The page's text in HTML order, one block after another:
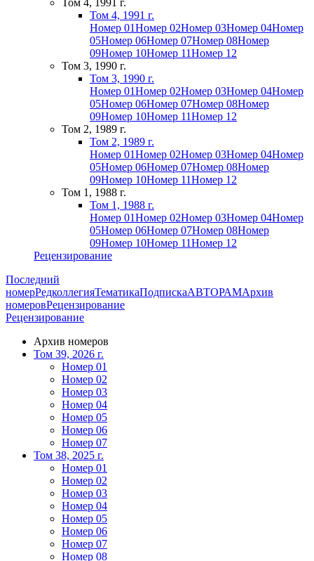
Том 4, 1991 г.
Том 4, 1991 г.
Номер 01Номер 02Номер 03Номер 04Номер
05Номер 06Номер 07Номер 08Номер
09Номер 10Номер 11Номер 12
Том 3, 1990 г.
Том 3, 1990 г.
Номер 01Номер 02Номер 03Номер 04Номер
05Номер 06Номер 07Номер 08Номер
09Номер 10Номер 11Номер 12
Том 2, 1989 г.
Том 2, 1989 г.
Номер 01Номер 02Номер 03Номер 04Номер
05Номер 06Номер 07Номер 08Номер
09Номер 10Номер 11Номер 12
Том 1, 1988 г.
Том 1, 1988 г.
Номер 01Номер 02Номер 03Номер 04Номер
05Номер 06Номер 07Номер 08Номер
09Номер 10Номер 11Номер 12
Рецензирование
Последний
номерРедколлегияТематикаПодпискаАВТОРАМАрхив
номеровРецензирование
Рецензирование
Архив номеров
Том 39, 2026 г.
Номер 01
Номер 02
Номер 03
Номер 04
Номер 05
Номер 06
Номер 07
Том 38, 2025 г.
Номер 01
Номер 02
Номер 03
Номер 04
Номер 05
Номер 06
Номер 07
Номер 08